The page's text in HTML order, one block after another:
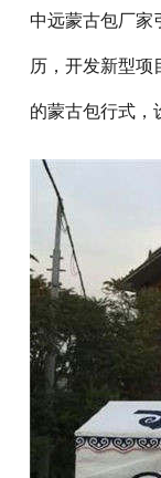
中远蒙古包厂家
历，开发新型项
的蒙古包行式，